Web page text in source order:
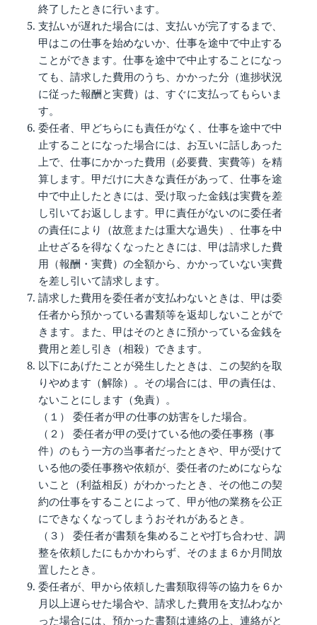
終了したときに行います。
支払いが遅れた場合には、支払いが完了するまで、
甲はこの仕事を始めないか、仕事を途中で中止する
ことができます。仕事を途中で中止することになっ
ても、請求した費用のうち、かかった分（進捗状況
に従った報酬と実費）は、すぐに支払ってもらいま
す。
委任者、甲どちらにも責任がなく、仕事を途中で中
止することになった場合には、お互いに話しあった
上で、仕事にかかった費用（必要費、実費等）を精
算します。甲だけに大きな責任があって、仕事を途
中で中止したときには、受け取った金銭は実費を差
し引いてお返しします。甲に責任がないのに委任者
の責任により（故意または重大な過失）、仕事を中
止せざるを得なくなったときには、甲は請求した費
用（報酬・実費）の全額から、かかっていない実費
を差し引いて請求します。
請求した費用を委任者が支払わないときは、甲は委
任者から預かっている書類等を返却しないことがで
きます。また、甲はそのときに預かっている金銭を
費用と差し引き（相殺）できます。
以下にあげたことが発生したときは、この契約を取
りやめます（解除）。その場合には、甲の責任は、
ないことにします（免責）。
（１） 委任者が甲の仕事の妨害をした場合。
（２） 委任者が甲の受けている他の委任事務（事
件）のもう一方の当事者だったときや、甲が受けて
いる他の委任事務や依頼が、委任者のためにならな
いこと（利益相反）がわかったとき、その他この契
約の仕事をすることによって、甲が他の業務を公正
にできなくなってしまうおそれがあるとき。
（３） 委任者が書類を集めることや打ち合わせ、調
整を依頼したにもかかわらず、そのまま６か月間放
置したとき。
委任者が、甲から依頼した書類取得等の協力を６か
月以上遅らせた場合や、請求した費用を支払わなか
った場合には、預かった書類は連絡の上、連絡がと